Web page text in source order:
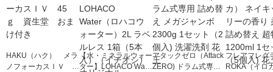
HAKU（ハク） メラ
ノフォーカスＩＶ 4
【水・ミネラルウォー
ター】LOHACO Wate
アタックゼロ（Attack
ZERO) ドラム式専用
フレアフレグ
ROKA（イロ